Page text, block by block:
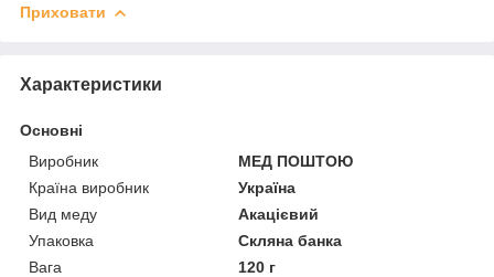
Приховати
Характеристики
Основні
Виробник
МЕД ПОШТОЮ
Країна виробник
Україна
Вид меду
Акацієвий
Упаковка
Скляна банка
Вага
120 г